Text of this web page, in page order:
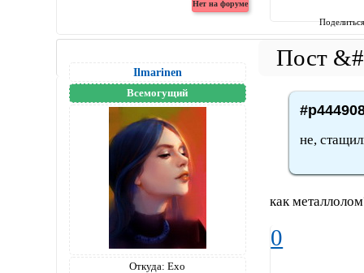
Ilmarinen
Всемогущий
Откуда: Ехо
не,
как
0